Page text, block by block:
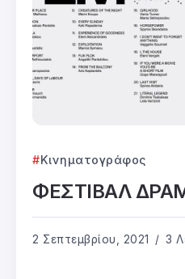
Κινηματογράφος
ΦΕΣΤΙΒΑΛ
2 Σεπτεμβρίου, 2021 3